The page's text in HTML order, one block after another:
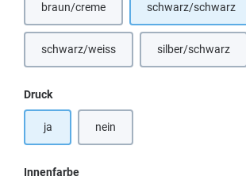
braun/creme
(Diese Option ist zurzeit nicht verfügbar.)
schwarz/schwarz
schwarz/weiss(Diese Option ist zurzeit nicht verfügbar.)
silber/schwarz
Druckauswählen
ja nein
Innenfarbeauswählen